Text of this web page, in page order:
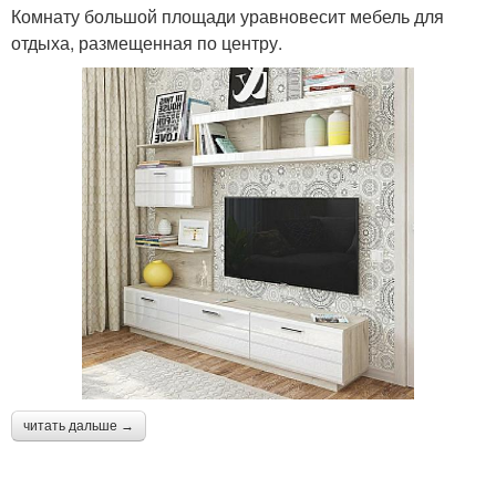
Комнату большой площади уравновесит мебель для
отдыха, размещенная по центру.
читать дальше →